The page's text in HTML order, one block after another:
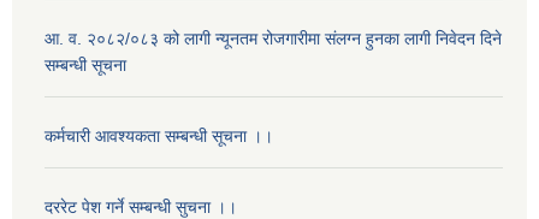
आ. व. २०८२/०८३ को लागी न्यूनतम रोजगारीमा संलग्न हुनका लागी निवेदन दिने
सम्बन्धी सूचना
कर्मचारी आवश्यकता सम्बन्धी सूचना ।।
दररेट पेश गर्ने सम्बन्धी सुचना ।।